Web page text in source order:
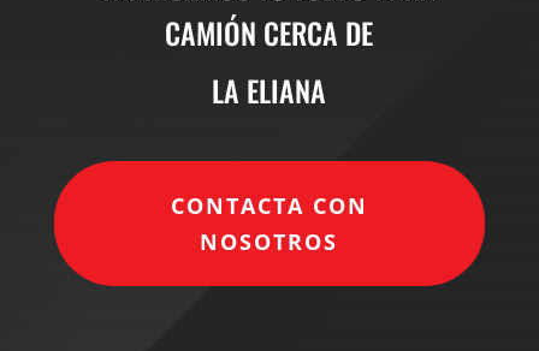
CAMIÓN CERCA DE
LA ELIANA
CONTACTA CON
NOSOTROS